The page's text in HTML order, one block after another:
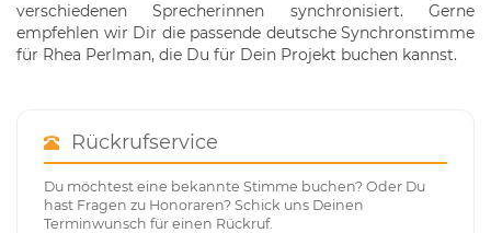
verschiedenen Sprecherinnen synchronisiert. Gerne
empfehlen wir Dir die passende deutsche Synchronstimme
für Rhea Perlman, die Du für Dein Projekt buchen kannst.
Rückrufservice
Du möchtest eine bekannte Stimme buchen? Oder Du
hast Fragen zu Honoraren? Schick uns Deinen
Terminwunsch für einen Rückruf.